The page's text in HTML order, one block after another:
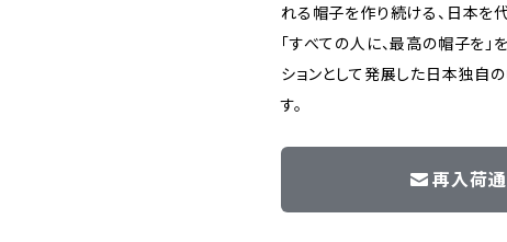
れる帽子を作り続ける、日本を
「すべての人に、最高の帽子を」
ションとして発展した日本独自
す。
再入荷